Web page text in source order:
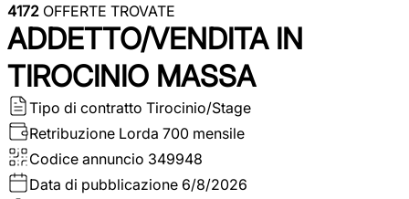
4172 OFFERTE TROVATE
ADDETTO/VENDITA IN
TIROCINIO MASSA
Tipo di contratto Tirocinio/Stage
Retribuzione Lorda 700 mensile
Codice annuncio 349948
Data di pubblicazione 6/8/2026